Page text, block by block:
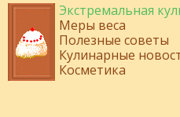
Экстремальная
Меры веса
Полезные советы
Кулинарные
Косметика